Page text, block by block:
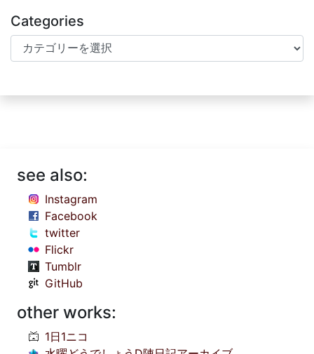
Categories
Categories
see also:
Instagram
Facebook
twitter
Flickr
Tumblr
GitHub
other works:
1日1ニコ